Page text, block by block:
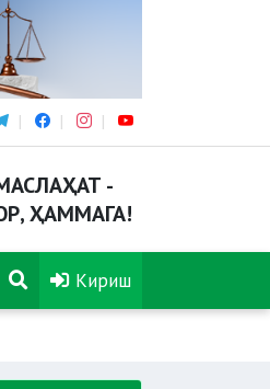
-
ҲАММАГА!
Кириш